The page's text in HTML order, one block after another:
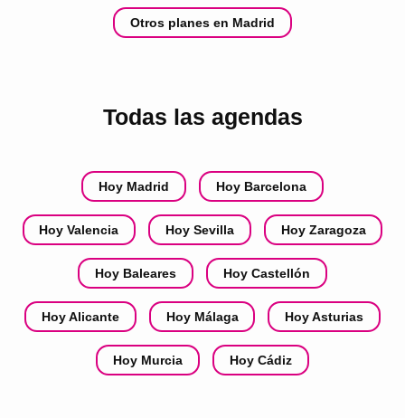
Otros planes en Madrid
Todas las agendas
Hoy Madrid Hoy Barcelona
Hoy Valencia Hoy Sevilla Hoy Zaragoza
Hoy Baleares Hoy Castellón
Hoy Alicante Hoy Málaga Hoy Asturias
Hoy Murcia Hoy Cádiz